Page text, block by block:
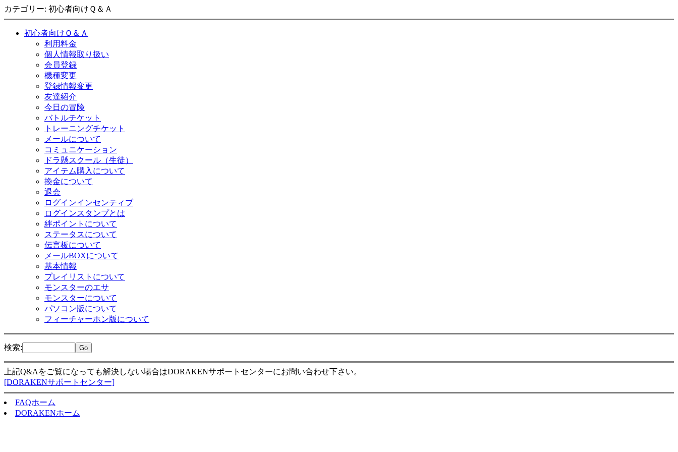
カテゴリー: 初心者向けＱ＆Ａ
初心者向けＱ＆Ａ
利用料金
個人情報取り扱い
会員登録
機種変更
登録情報変更
友達紹介
今日の冒険
バトルチケット
トレーニングチケット
メールについて
コミュニケーション
ドラ懸スクール（生徒）
アイテム購入について
換金について
退会
ログインインセンティブ
ログインスタンプとは
絆ポイントについて
ステータスについて
伝言板について
メールBOXについて
基本情報
プレイリストについて
モンスターのエサ
モンスターについて
パソコン版について
フィーチャーホン版について
検索:
上記Q&Aをご覧になっても解決しない場合はDORAKENサポートセンターにお問い合わせ下さい。
[DORAKENサポートセンター]
FAQホーム
DORAKENホーム